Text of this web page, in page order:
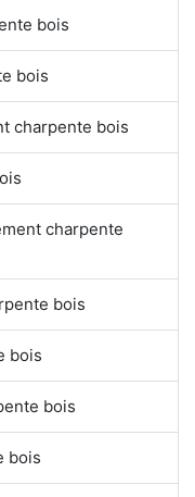
bois
bois
charpente bois
charpente
bois
bois
bois
bois